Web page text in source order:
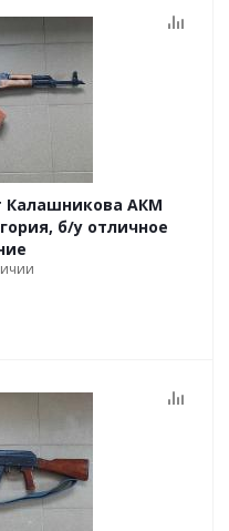
АКМ
б/у отличное